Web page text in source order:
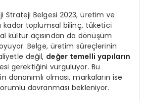
Strateji Belgesi 2023, üretim ve
kadar toplumsal bilinç, tüketici
kültür açısından da dönüşüm
Belge, üretim süreçlerinin
değil, değer temelli yapıların
gerektiğini vurguluyor. Bu
donanımlı olması, markaların ise
davranması bekleniyor.